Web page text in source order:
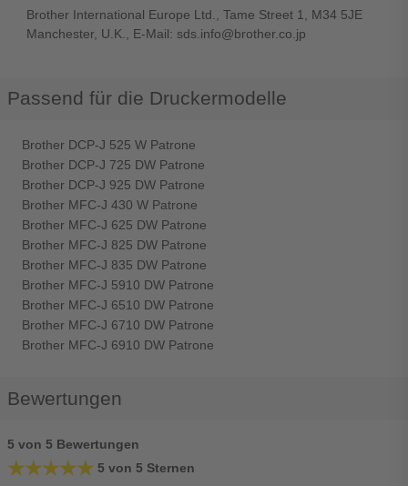
Brother International Europe Ltd., Tame Street 1, M34 5JE
Manchester, U.K., E-Mail: sds.info@brother.co.jp
Passend für die Druckermodelle
Brother DCP-J 525 W Patrone
Brother DCP-J 725 DW Patrone
Brother DCP-J 925 DW Patrone
Brother MFC-J 430 W Patrone
Brother MFC-J 625 DW Patrone
Brother MFC-J 825 DW Patrone
Brother MFC-J 835 DW Patrone
Brother MFC-J 5910 DW Patrone
Brother MFC-J 6510 DW Patrone
Brother MFC-J 6710 DW Patrone
Brother MFC-J 6910 DW Patrone
Bewertungen
5 von 5 Bewertungen
★★★★★
★★★★★ 5 von 5 Sternen